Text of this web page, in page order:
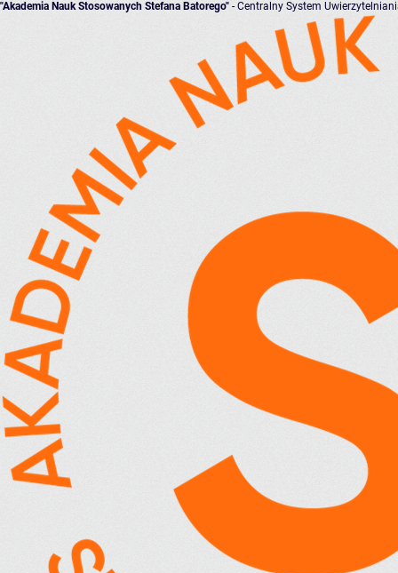
"Akademia Nauk Stosowanych Stefana Batorego" - Centralny System